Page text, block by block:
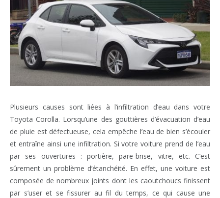
Plusieurs causes sont liées à l’infiltration d’eau dans votre
Toyota Corolla. Lorsqu’une des gouttières d’évacuation d’eau
de pluie est défectueuse, cela empêche l’eau de bien s’écouler
et entraîne ainsi une infiltration. Si votre voiture prend de l’eau
par ses ouvertures : portière, pare-brise, vitre, etc. C’est
sûrement un problème d’étanchéité. En effet, une voiture est
composée de nombreux joints dont les caoutchoucs finissent
par s’user et se fissurer au fil du temps, ce qui cause une